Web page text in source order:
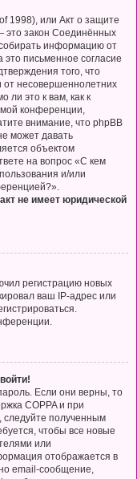
1998), или Акт о защите
это закон Соединённых
информацию от
письменное согласие
того, что
несовершеннолетних
ли это к вам, как к
конференции,
внимание, что phpBB
может давать
объектом
на вопрос «С кем
и/или
не имеет юридической
регистрацию новых
ваш IP-адрес или
Если они верны, то
COPPA и при
следуйте полученным
чтобы все новые
или
отображается в
email-сообщение,